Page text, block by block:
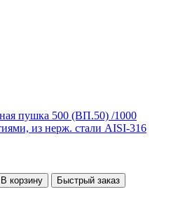
пушка 500 (ВП.50) /1000
из нерж. стали AISI-316
В корзину Быстрый заказ